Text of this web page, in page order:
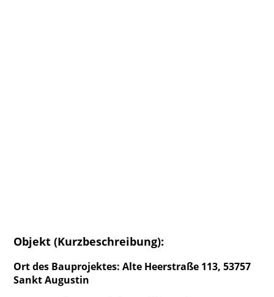
Objekt (Kurzbeschreibung):
Ort des Bauprojektes: Alte Heerstraße 113, 53757
Sankt Augustin